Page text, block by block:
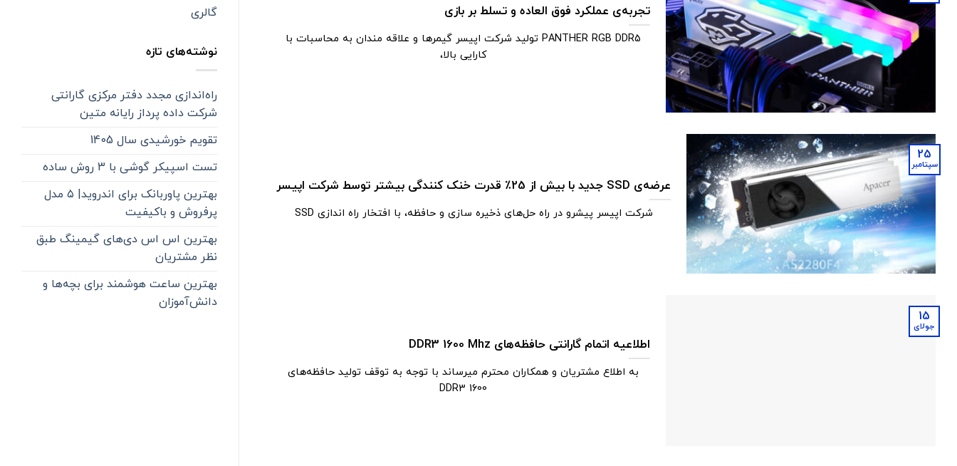
تجربه‌ی عملکرد فوق العاده و تسلط بر بازی
PANTHER RGB DDR5 تولید شرکت اپیسر گیمرها و علاقه مندان به محاسبات با
کارایی بالا،
عرضه‌ی SSD جدید با بیش از 25٪ قدرت خنک کنندگی بیشتر توسط شرکت اپیسر
شرکت اپیسر پیشرو در راه حل‌های ذخیره سازی و حافظه، با افتخار راه اندازی SSD
25
سپتامبر
اطلاعیه اتمام گارانتی حافظه‌های DDR3 1600 Mhz
به اطلاع مشتریان و همکاران محترم میرساند با توجه به توقف تولید حافظه‌های
DDR3 1600
15
جولای
گالری
نوشته‌های تازه
راه‌اندازی مجدد دفتر مرکزی گارانتی
شرکت داده پرداز رایانه متین
تقویم خورشیدی سال 1405
تست اسپیکر گوشی با 3 روش ساده
بهترین پاوربانک برای اندروید| ۵ مدل
پرفروش و باکیفیت
بهترین اس اس دی‌های گیمینگ طبق
نظر مشتریان
بهترین ساعت هوشمند برای بچه‌ها و
دانش‌آموزان